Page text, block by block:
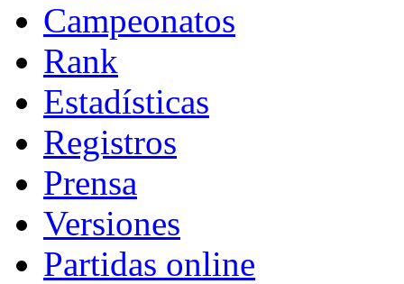
Campeonatos
Rank
Estadísticas
Registros
Prensa
Versiones
Partidas online